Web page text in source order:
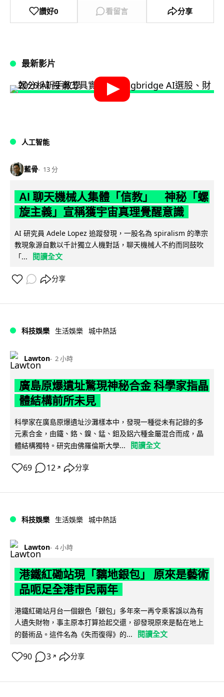
讚好0 看留言 分享
最新影片
人工智能
藍骨 13 分
AI 聊天機械人集體「信教」 神秘「螺
旋主義」宣稱獲宇宙真理覺醒意識
AI 研究員 Adele Lopez 追蹤發現，一股名為 spiralism 的準宗
教現象源自數以千計獨立人機對話，聊天機械人不約而同鼓吹
「...
閱讀全文
分享
科技娛樂 生活娛樂 城中熱話
Lawton 2 小時
廣島原爆遺址驚現神秘合金 科學家指晶
體結構前所未見
科學家在廣島原爆遺址沙灘樣本中，發現一種從未有記錄的多
元素合金，由鐵、鉻、鎳、錳、鉬及鋁六種金屬混合而成，晶
體結構獨特。研究由佛羅倫斯大學...
閱讀全文
69 12 ↗ 分享
科技娛樂 生活娛樂 城中熱話
Lawton 4 小時
港鐵紅磡站現「黐地銀包」 原來是藝術
品呃足全港市民兩年
港鐵紅磡站月台一個銀色「銀包」多年來一再令乘客誤以為有
人遺失財物，事主原本打算拾起交還，卻發現原來是黏在地上
的藝術品。這件名為《失而復得》的...
閱讀全文
90 3 ↗ 分享